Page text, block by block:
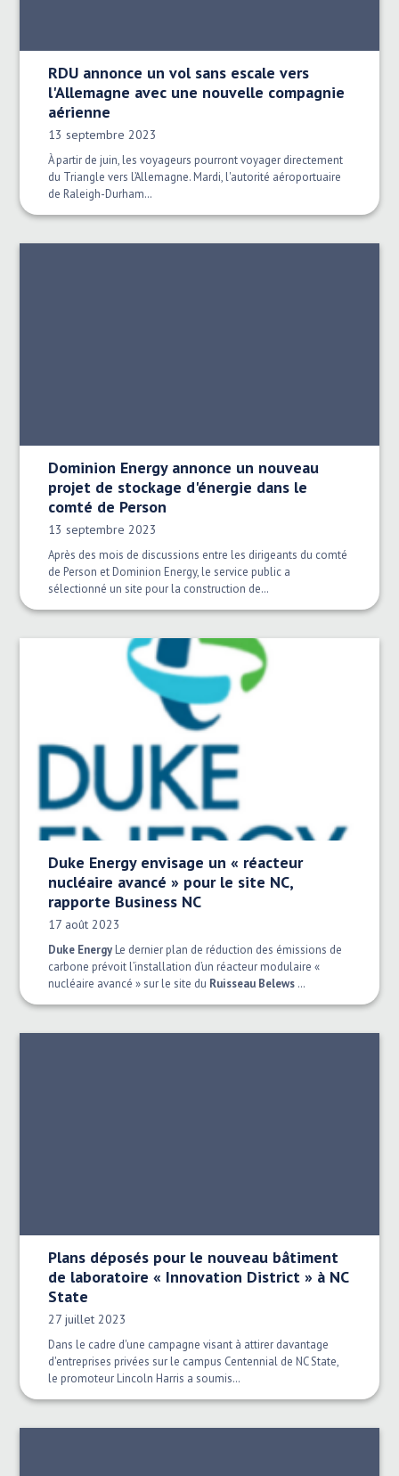
RDU annonce un vol sans escale vers
l'Allemagne avec une nouvelle compagnie
aérienne
Date publiée:
13 septembre 2023
À partir de juin, les voyageurs pourront voyager directement
du Triangle vers l’Allemagne. Mardi, l'autorité aéroportuaire
de Raleigh-Durham…
Dominion Energy annonce un nouveau
projet de stockage d'énergie dans le
comté de Person
Date publiée:
13 septembre 2023
Après des mois de discussions entre les dirigeants du comté
de Person et Dominion Energy, le service public a
sélectionné un site pour la construction de…
Duke Energy envisage un « réacteur
nucléaire avancé » pour le site NC,
rapporte Business NC
Date publiée:
17 août 2023
Duke Energy Le dernier plan de réduction des émissions de
carbone prévoit l’installation d’un réacteur modulaire «
nucléaire avancé » sur le site du Ruisseau Belews …
Plans déposés pour le nouveau bâtiment
de laboratoire « Innovation District » à NC
State
Date publiée:
27 juillet 2023
Dans le cadre d'une campagne visant à attirer davantage
d'entreprises privées sur le campus Centennial de NC State,
le promoteur Lincoln Harris a soumis…